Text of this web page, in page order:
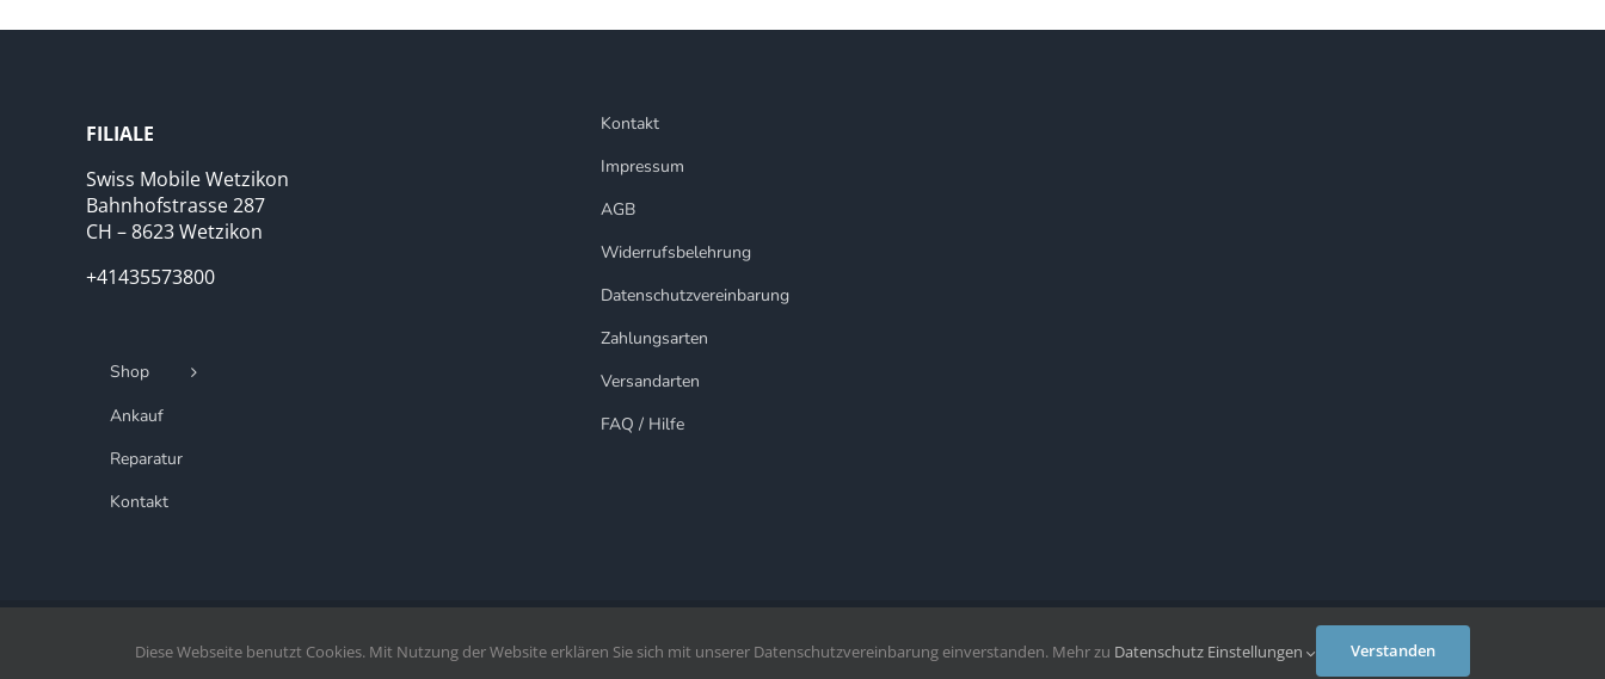
FILIALE
Swiss Mobile Wetzikon
Bahnhofstrasse 287
CH – 8623 Wetzikon
+41435573800
Shop
Ankauf
Reparatur
Kontakt
Kontakt
Impressum
AGB
Widerrufsbelehrung
Datenschutzvereinbarung
Zahlungsarten
Versandarten
FAQ / Hilfe
Copryright Mobiletown.ch | 2020 -2026© Facebook
Diese Webseite benutzt Cookies. Mit Nutzung der Website erklären Sie sich mit unserer Datenschutzvereinbarung einverstanden. Mehr zu Datenschutz Einstellungen Verstanden